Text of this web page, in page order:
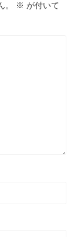
※ が付いて